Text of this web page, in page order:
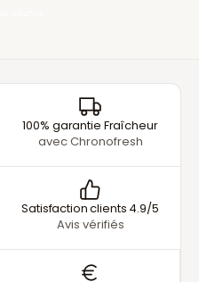
100% garantie Fraîcheur
avec Chronofresh
Satisfaction clients 4.9/5
Avis vérifiés